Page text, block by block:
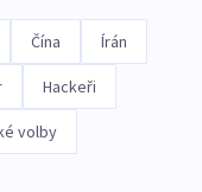
Čína Írán
Hackeři
volby